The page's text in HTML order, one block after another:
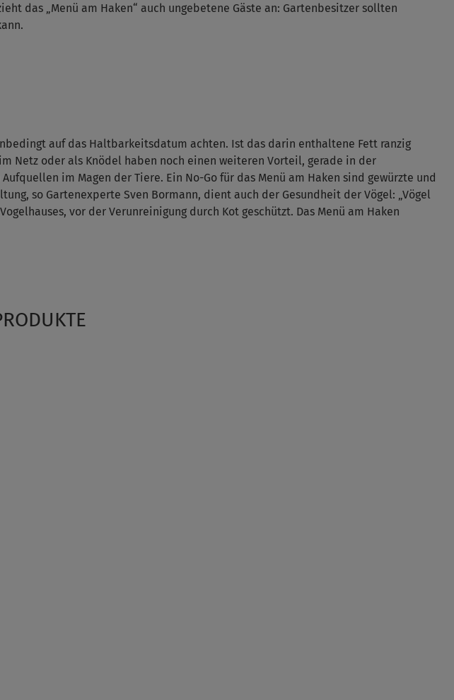
das „Menü am Haken“ auch ungebetene Gäste an: Gartenbesitzer sollten
auf das Haltbarkeitsdatum achten. Ist das darin enthaltene Fett ranzig
Netz oder als Knödel haben noch einen weiteren Vorteil, gerade in der
im Magen der Tiere. Ein No-Go für das Menü am Haken sind gewürzte und
so Gartenexperte Sven Bormann, dient auch der Gesundheit der Vögel: „Vögel
vor der Verunreinigung durch Kot geschützt. Das Menü am Haken